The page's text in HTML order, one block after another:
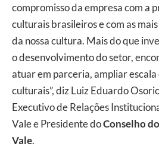
compromisso da empresa com a
culturais brasileiros e com as
da nossa cultura. Mais do que
o desenvolvimento do setor,
atuar em parceria, ampliar
culturais”, diz Luiz Eduardo
Executivo de Relações
Vale e Presidente doConselho
Vale.